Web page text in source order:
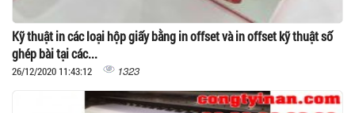
Kỹ thuật in các loại hộp giấy bằng in offset và in offset kỹ thuật số
ghép bài tại các...
26/12/2020 11:43:12 1323